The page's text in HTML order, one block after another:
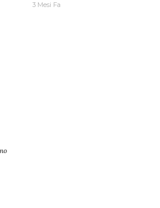
3 Mesi Fa